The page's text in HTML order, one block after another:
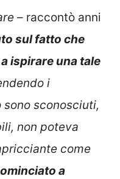
– raccontò anni
sul fatto che
ispirare una tale
i
sconosciuti,
non poteva
come
a